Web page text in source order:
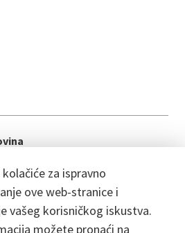
za ispravno
ove web-stranice i
vašeg korisničkog iskustva.
možete pronaći na